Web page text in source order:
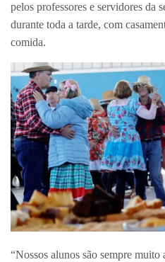
pelos professores e servidores da
durante toda a tarde, com
comida.
“Nossos alunos são sempre